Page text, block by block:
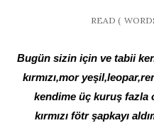
READ (
Bugün sizin için ve tabii
kırmızı,mor
kendime üç kuruş fazla
kırmızı fötr şapkayı